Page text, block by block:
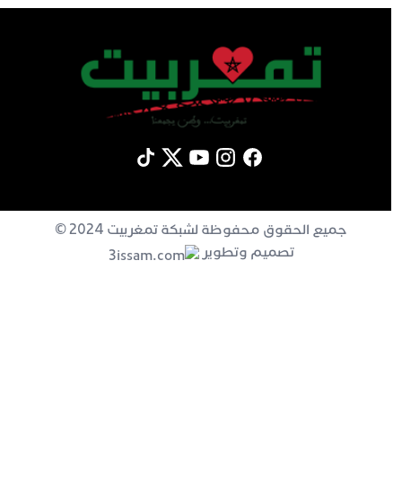
جميع الحقوق محفوظة لشبكة تمغربيت 2024 ©
تصميم وتطوير